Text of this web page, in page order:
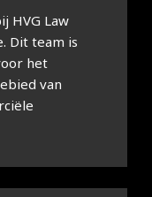
HVG Law
Dit team is
het
van